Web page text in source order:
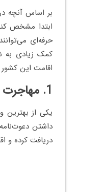
بر اساس آنچه
ابتدا مشخص
حرفه‌ای
کمک زیادی به
اقامت این کشور
1. مهاجرت به بلغارستان از طریق کار
یکی از بهترین
داشتن
دریافت کرده و